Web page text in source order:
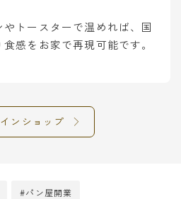
トースターで温めれば、国
感をお家で再現可能です。
ンショップ
#パン屋開業